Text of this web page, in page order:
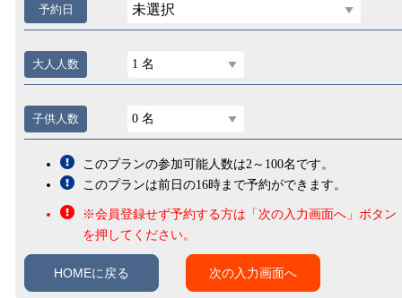
予約日 未選択
大人人数 1 名
子供人数 0 名
このプランの参加可能人数は2～100名です。
このプランは前日の16時まで予約ができます。
会員登録せず予約する方は「次の入力画面へ」ボタン
を押してください。
HOMEに戻る 次の入力画面へ